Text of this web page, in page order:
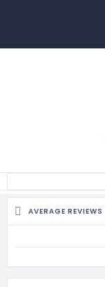
CONTACTO
AVERAGE REVIEWS